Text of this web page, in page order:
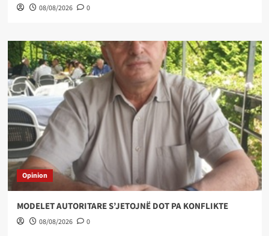
08/08/2026 0
Opinion
MODELET AUTORITARE S’JETOJNË DOT PA KONFLIKTE
08/08/2026 0